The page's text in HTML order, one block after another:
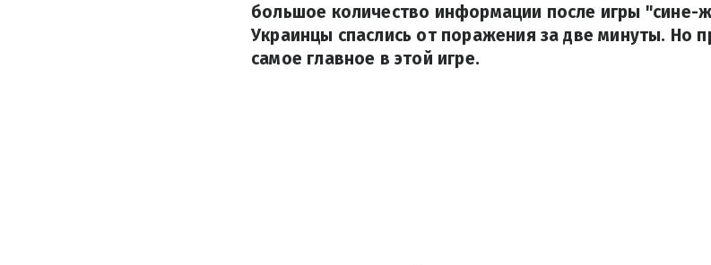
большое количество информации после игры "сине-
Украинцы спаслись от поражения за две минуты. Но
самое главное в этой игре.